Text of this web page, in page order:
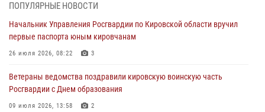
В Росгвардии вспоминают российских воинов, погибших в Первой
мировой войне 1914-1918 годов
В Кирове офицер Росгвардии стал победителем открытого
шахматного турнира
ПОПУЛЯРНЫЕ НОВОСТИ
Начальник Управления Росгвардии по Кировской области вручил
первые паспорта юным кировчанам
26 июля 2026, 08:22 3
Ветераны ведомства поздравили кировскую воинскую часть
Росгвардии с Днем образования
09 июля 2026, 13:58 2